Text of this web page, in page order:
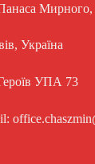
Мирного,
Україна
УПА 73